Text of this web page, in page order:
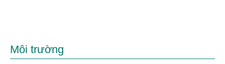
Môi trường